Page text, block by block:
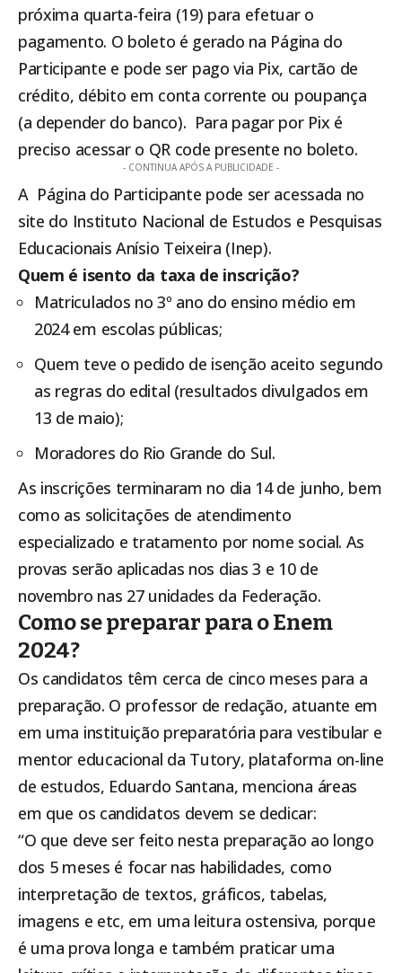
próxima quarta-feira (19) para efetuar o
pagamento. O boleto é gerado na Página do
Participante e pode ser pago via Pix, cartão de
crédito, débito em conta corrente ou poupança
(a depender do banco). Para pagar por Pix é
preciso acessar o QR code presente no boleto.
- CONTINUA APÓS A PUBLICIDADE -
A Página do Participante pode ser acessada no
site do Instituto Nacional de Estudos e Pesquisas
Educacionais Anísio Teixeira (Inep).
Quem é isento da taxa de inscrição?
Matriculados no 3º ano do ensino médio em
2024 em escolas públicas;
Quem teve o pedido de isenção aceito segundo
as regras do edital (resultados divulgados em
13 de maio);
Moradores do Rio Grande do Sul.
As inscrições terminaram no dia 14 de junho, bem
como as solicitações de atendimento
especializado e tratamento por nome social. As
provas serão aplicadas nos dias 3 e 10 de
novembro nas 27 unidades da Federação.
Como se preparar para o Enem
2024?
Os candidatos têm cerca de cinco meses para a
preparação. O professor de redação, atuante em
em uma instituição preparatória para vestibular e
mentor educacional da Tutory, plataforma on-line
de estudos, Eduardo Santana, menciona áreas
em que os candidatos devem se dedicar:
“O que deve ser feito nesta preparação ao longo
dos 5 meses é focar nas habilidades, como
interpretação de textos, gráficos, tabelas,
imagens e etc, em uma leitura ostensiva, porque
é uma prova longa e também praticar uma